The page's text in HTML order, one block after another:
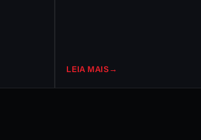
LEIA MAIS →